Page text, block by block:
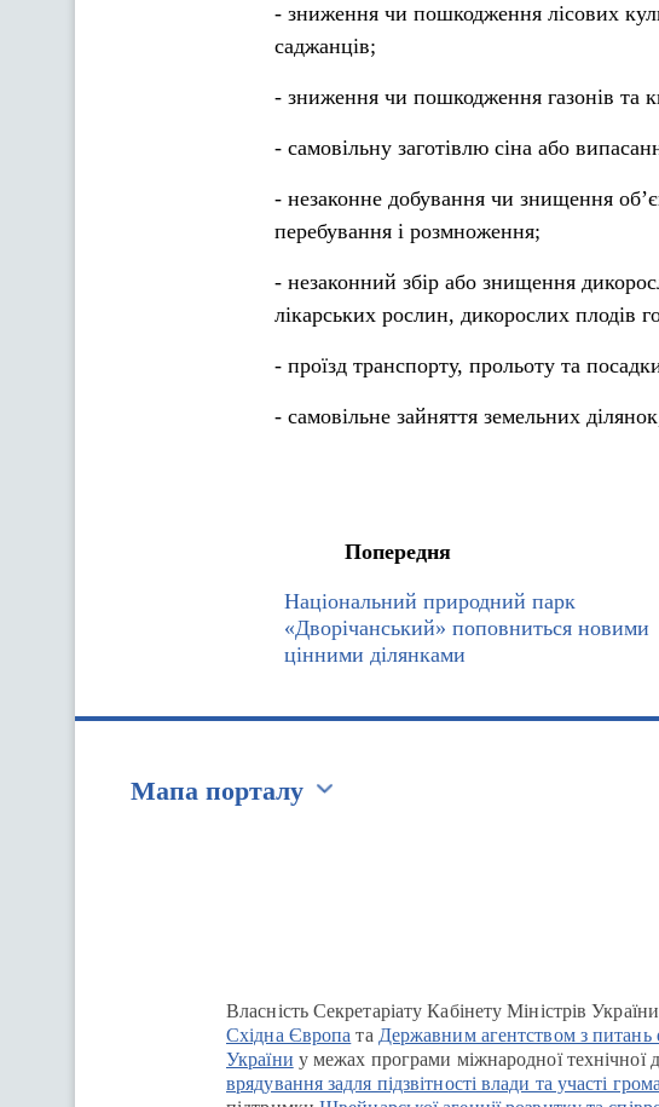
- зниження чи пошкодження лісових
саджанців;
- зниження чи пошкодження газонів та
- самовільну заготівлю сіна або
- незаконне добування чи знищення
перебування і розмноження;
- незаконний збір або знищення
лікарських рослин, дикорослих плодів
- проїзд транспорту, прольоту та
- самовільне зайняття земельних
Попередня
Національний природний парк
«Дворічанський» поповниться новими
цінними ділянками
Мапа порталу
Власність Секретаріату Кабінету Міністрів
Східна Європа та Державним агентством з питань
України у межах програми міжнародної технічної
врядування задля підзвітності влади та участі